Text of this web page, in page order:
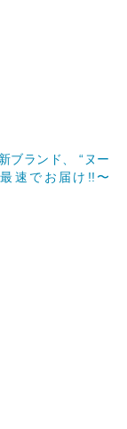
ブランド、 “ヌー
速でお届け!!〜